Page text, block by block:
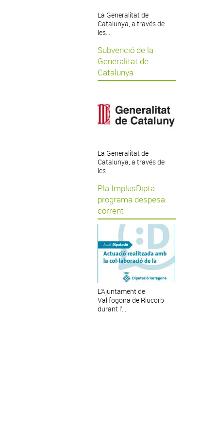
La Generalitat de
Catalunya, a través de
les...
Subvenció de la
Generalitat de
Catalunya
La Generalitat de
Catalunya, a través de
les...
Pla ImplusDipta
programa despesa
corrent
L’Ajuntament de
Vallfogona de Riucorb
durant l’...